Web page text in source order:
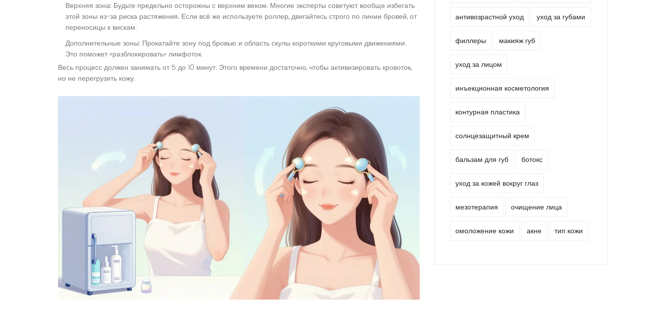
Верхняя зона: Будьте предельно осторожны с верхним веком. Многие эксперты советуют вообще избегать
этой зоны из-за риска растяжения. Если всё же используете роллер, двигайтесь строго по линии бровей, от
переносицы к вискам.
Дополнительные зоны: Прокатайте зону под бровью и область скулы короткими круговыми движениями.
Это поможет «разблокировать» лимфоток.
Весь процесс должен занимать от 5 до 10 минут. Этого времени достаточно, чтобы активизировать кровоток,
но не перегрузить кожу.
антивозрастной уход уход за губами
филлеры макияж губ
уход за лицом
инъекционная косметология
контурная пластика
солнцезащитный крем
бальзам для губ ботокс
уход за кожей вокруг глаз
мезотерапия очищение лица
омоложение кожи акне тип кожи